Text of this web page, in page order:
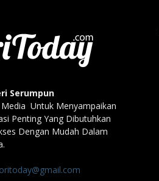
Serumpun
Untuk Menyampaikan
Penting Yang Dibutuhkan
Dengan Mudah Dalam